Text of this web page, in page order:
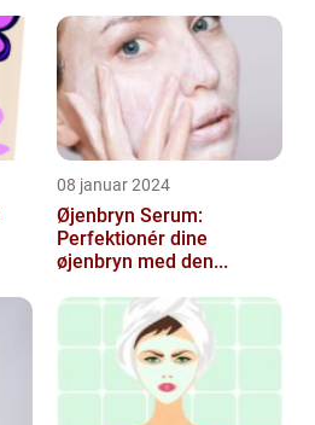
08 januar 2024
Øjenbryn Serum:
Perfektionér dine
øjenbryn med den...